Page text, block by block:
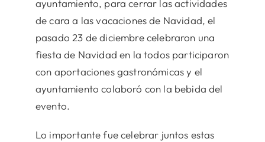
ayuntamiento, para cerrar las actividades
de cara a las vacaciones de Navidad, el
pasado 23 de diciembre celebraron una
fiesta de Navidad en la todos participaron
con aportaciones gastronómicas y el
ayuntamiento colaboró con la bebida del
evento.
Lo importante fue celebrar juntos estas